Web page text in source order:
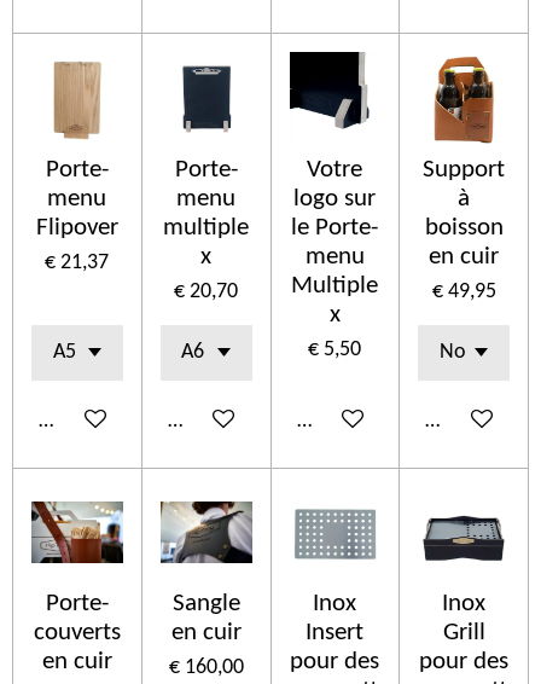
Porte-
menu
Flipover
€ 21,37
In winkelwagen
Porte-
menu
multiple
x
€ 20,70
In winkelwagen
Votre
logo sur
le Porte-
menu
Multiple
x
€ 5,50
In winkelwagen
Support
à
boisson
en cuir
€ 49,95
In
Porte-
couverts
en cuir
Sangle
en cuir
€ 160,00
Inox
Insert
pour des
Inox
Grill
pour des